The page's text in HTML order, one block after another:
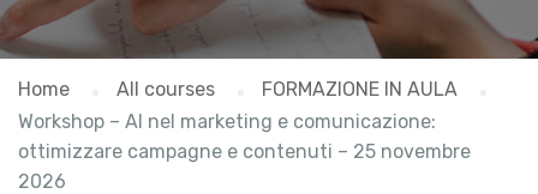
Home All courses
FORMAZIONE IN AULA
Workshop – AI nel marketing e comunicazione:
ottimizzare campagne e contenuti – 25 novembre
2026